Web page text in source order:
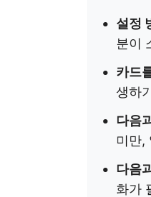
설정
분이
카드
생하
다음
미만,
다음
화가